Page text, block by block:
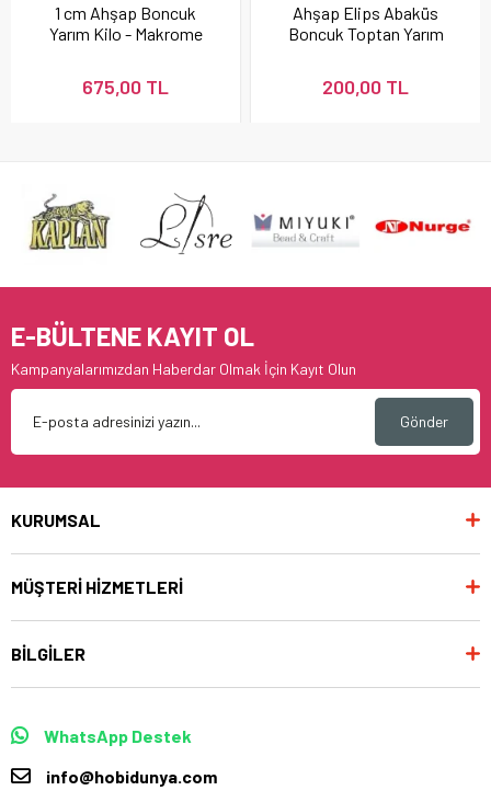
1 cm Ahşap Boncuk
Yarım Kilo - Makrome
675,00 TL
Ahşap Elips Abaküs
Boncuk Toptan Yarım
200,00 TL
E-BÜLTENE KAYIT OL
Kampanyalarımızdan Haberdar Olmak İçin Kayıt Olun
Gönder
KURUMSAL
MÜŞTERİ HİZMETLERİ
BİLGİLER
WhatsApp Destek
info@hobidunya.com